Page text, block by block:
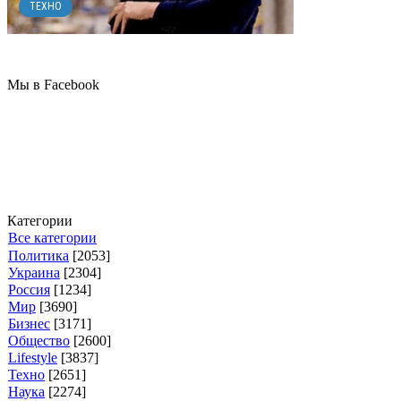
ТЕХНО
Мы в Facebook
Категории
Все категории
Политика [2053]
Украина [2304]
Россия [1234]
Мир [3690]
Бизнес [3171]
Общество [2600]
Lifestyle [3837]
Техно [2651]
Наука [2274]